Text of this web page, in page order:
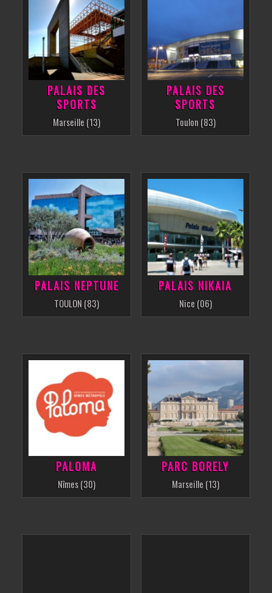
PALAIS DES
SPORTS
Marseille (13)
PALAIS DES
SPORTS
Toulon (83)
PALAIS NEPTUNE
TOULON (83)
PALAIS NIKAIA
Nice (06)
PALOMA
Nîmes (30)
PARC BORELY
Marseille (13)